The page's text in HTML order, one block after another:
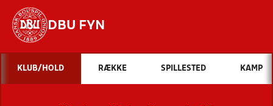
DBU FYN
Hvad vil du søge efter?
INDHOLD OG NYHEDER
KLUB/HOLD RÆKKE SPILLESTED KAMP